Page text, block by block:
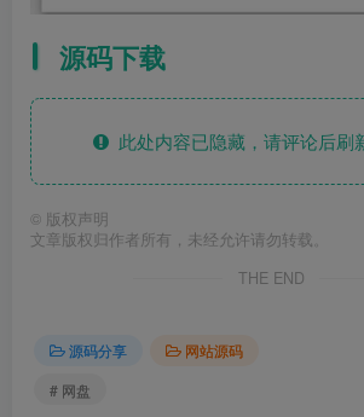
源码下载
此处内容已隐藏，请评论后刷
© 版权声明
文章版权归作者所有，未经允许请勿转载。
THE END
源码分享
网站源码
# 网盘